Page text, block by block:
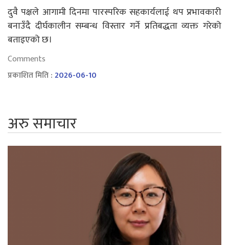
दुवै पक्षले आगामी दिनमा पारस्परिक सहकार्यलाई थप प्रभावकारी
बनाउँदै दीर्घकालीन सम्बन्ध विस्तार गर्ने प्रतिबद्धता व्यक्त गरेको
बताइएको छ।
Comments
प्रकाशित मिति :2026-06-10
अरु समाचार